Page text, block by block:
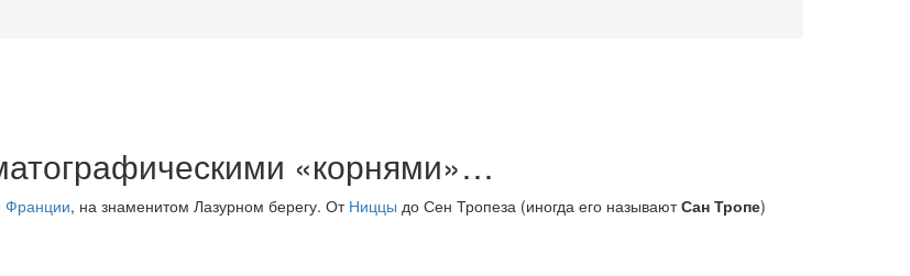
«корнями»…
Франции, на знаменитом Лазурном берегу. От Ниццы до Сен Тропеза (иногда его называютСан Тропе)